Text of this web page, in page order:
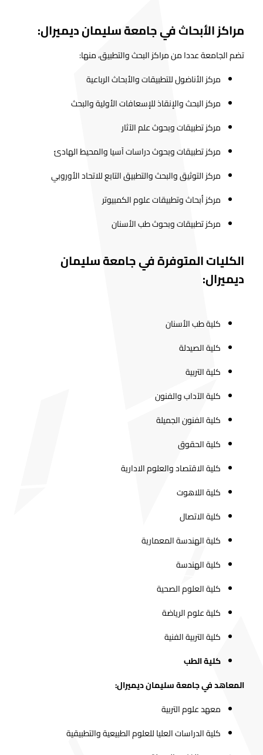
مراكز الأبحاث في جامعة سليمان ديميرال:
تضم الجامعة عددا من مراكز البحث والتطبيق، منها:
مركز الأناضول للتطبيقات والأبحاث الرباعية
مركز البحث والإنقاذ للإسعافات الأولية والبحث
مركز تطبيقات وبحوث علم الآثار
مركز تطبيقات وبحوث دراسات آسيا والمحيط الهادئ
مركز التوثيق والبحث والتطبيق التابع للاتحاد الأوروبي
مركز أبحاث وتطبيقات علوم الكمبيوتر
مركز تطبيقات وبحوث طب الأسنان
الكليات المتوفرة في جامعة سليمان
ديميرال:
كلية طب الأسنان
كلية الصيدلة
كلية التربية
كلية الآداب والفنون
كلية الفنون الجميلة
كلية الحقوق
كلية الاقتصاد والعلوم الادارية
كلية اللاهوت
كلية الاتصال
كلية الهندسة المعمارية
كلية الهندسة
كلية العلوم الصحية
كلية علوم الرياضة
كلية التربية الفنية
كلية الطب
المعاهد في جامعة سليمان ديميرال:
معهد علوم التربية
كلية الدراسات العليا للعلوم الطبيعية والتطبيقية